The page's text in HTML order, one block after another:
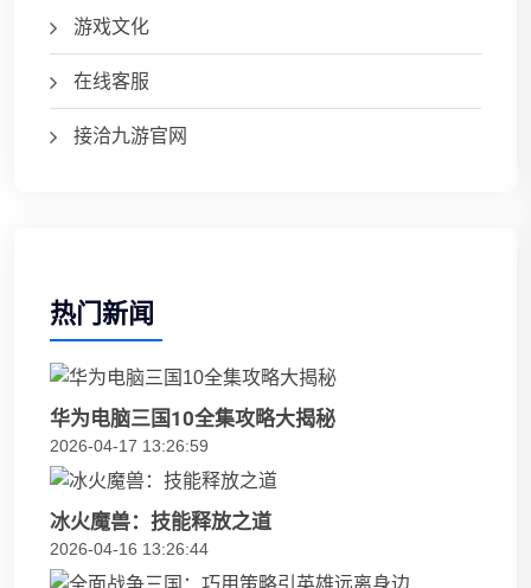
游戏文化
在线客服
接洽九游官网
热门新闻
华为电脑三国10全集攻略大揭秘
2026-04-17 13:26:59
冰火魔兽：技能释放之道
2026-04-16 13:26:44